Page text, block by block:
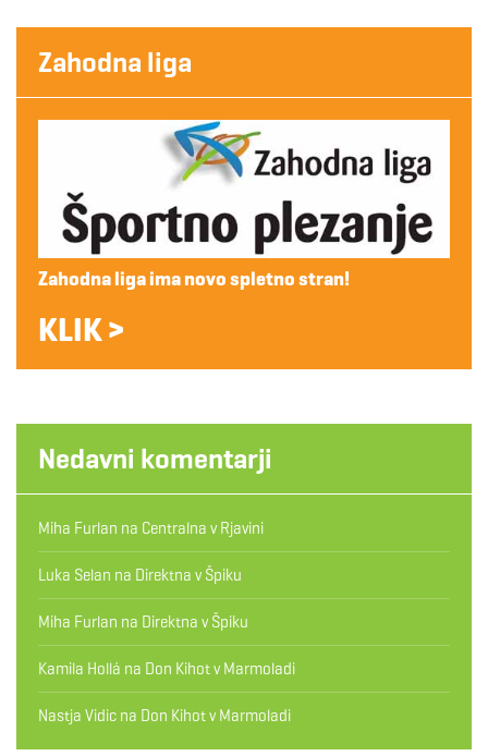
Zahodna liga
Zahodna liga ima novo spletno stran!
KLIK >
Nedavni komentarji
Miha Furlan na Centralna v Rjavini
Luka Selan na Direktna v Špiku
Miha Furlan na Direktna v Špiku
Kamila Hollá na Don Kihot v Marmoladi
Nastja Vidic na Don Kihot v Marmoladi